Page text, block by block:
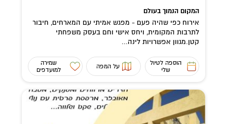
המקום הנמוך בעולם
אירוח כפי שהיה פעם - מפגש אמיתי עם המארחים, חיבור
לתרבות המקומית, ויחס אישי וחם בעסק משפחתי
קטן.מגוון אפשרויות לינה...
הוספה לטיול
שלי
על המפה
שמירה
למועדפים